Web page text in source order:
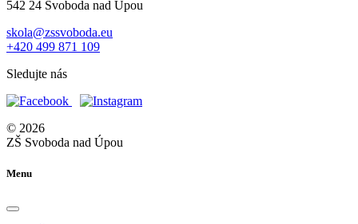
542 24 Svoboda nad Úpou
skola@zssvoboda.eu
+420 499 871 109
Sledujte nás
© 2026
ZŠ Svoboda nad Úpou
Menu